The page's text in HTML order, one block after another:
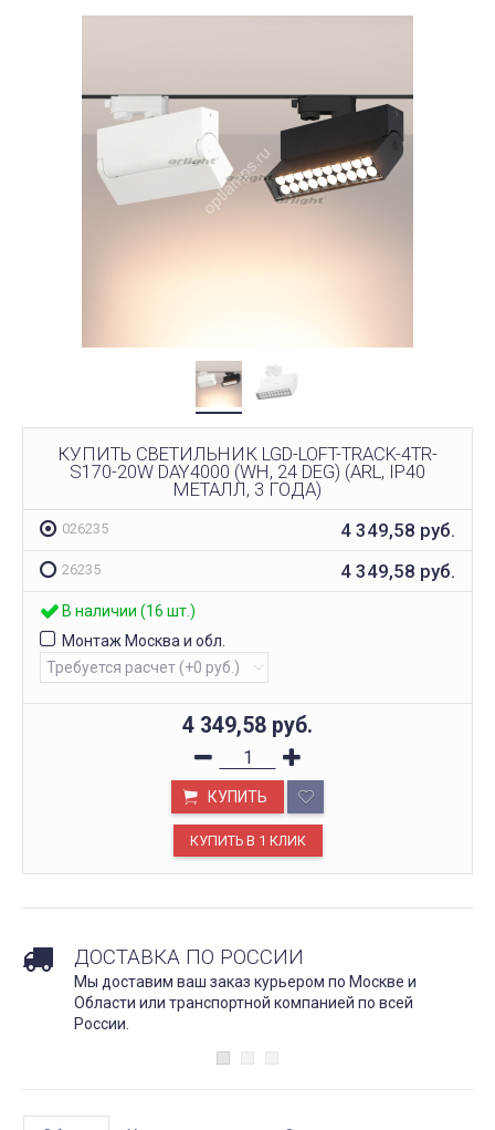
КУПИТЬ СВЕТИЛЬНИК LGD-LOFT-TRACK-4TR-
S170-20W DAY4000 (WH, 24 DEG) (ARL, IP40
МЕТАЛЛ, 3 ГОДА)
026235 4 349,58 руб.
26235 4 349,58 руб.
В наличии (16 шт.)
Монтаж Москва и обл.
4 349,58 руб.
КУПИТЬ
ДОСТАВКА ПО РОССИИ
Мы доставим ваш заказ курьером по Москве и
Области или транспортной компанией по всей
России.